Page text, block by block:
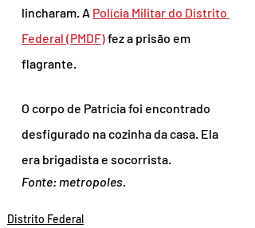
lincharam. A Polícia Militar do Distrito
Federal (PMDF) fez a prisão em
flagrante.
O corpo de Patrícia foi encontrado
desfigurado na cozinha da casa. Ela
era brigadista e socorrista.
Fonte: metropoles.
Distrito Federal